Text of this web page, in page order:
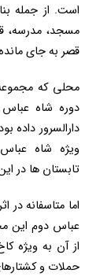
است. از جمله
مسجد، مدرسه،
قصر به جای
محلی که
دوره شاه
دارالسرور داده
ویژه شاه
تابستان ها در
اما متاسفانه
عباس دوم این
از آن به ویژه
حملات و